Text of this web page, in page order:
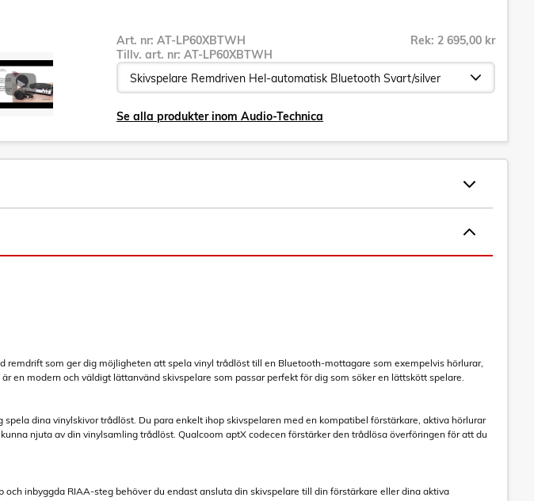
Art. nr: AT-LP60XBTWH
Tillv. art. nr: AT-LP60XBTWH
Rek: 2 695,00 kr
Se alla produkter inom Audio-Technica
remdrift som ger dig möjligheten att spela vinyl trådlöst till en Bluetooth-mottagare som exempelvis hörlurar,
en modern och väldigt lättanvänd skivspelare som passar perfekt för dig som söker en lättskött spelare.
dina vinylskivor trådlöst. Du para enkelt ihop skivspelaren med en kompatibel förstärkare, aktiva hörlurar
njuta av din vinylsamling trådlöst. Qualcoom aptX codecen förstärker den trådlösa överföringen för att du
och inbyggda RIAA-steg behöver du endast ansluta din skivspelare till din förstärkare eller dina aktiva